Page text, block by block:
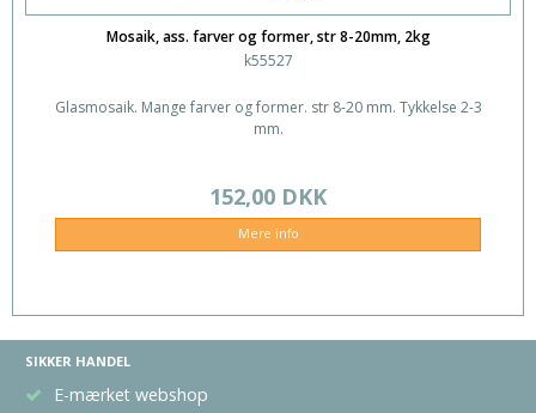
Mosaik, ass. farver og former, str 8-20mm, 2kg
k55527
Glasmosaik. Mange farver og former. str 8-20 mm. Tykkelse 2-3
mm.
152,00 DKK
Mere info
SIKKER HANDEL
E-mærket webshop